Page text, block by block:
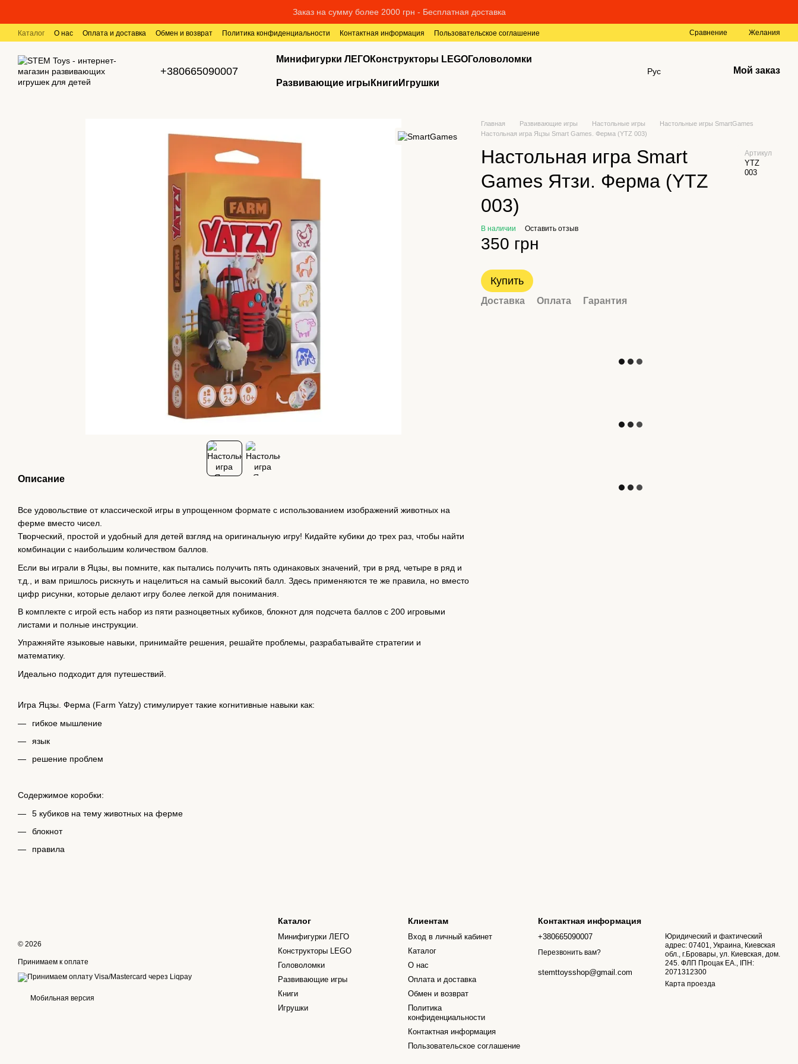
Заказ на сумму более 2000 грн - Бесплатная доставка
Каталог О нас Оплата и доставка Обмен и возврат Политика конфиденциальности Контактная информация Пользовательское соглашение Сравнение Желания
+380665090007
Минифигурки ЛЕГОКонструкторы LEGOГоловоломки
Развивающие игры Книги Игрушки
Рус Мой заказ
Описание
Все удовольствие от классической игры в упрощенном формате с использованием изображений животных на
ферме вместо чисел.
Творческий, простой и удобный для детей взгляд на оригинальную игру! Кидайте кубики до трех раз, чтобы найти
комбинации с наибольшим количеством баллов.
Если вы играли в Яцзы, вы помните, как пытались получить пять одинаковых значений, три в ряд, четыре в ряд и
т.д., и вам пришлось рискнуть и нацелиться на самый высокий балл. Здесь применяются те же правила, но вместо
цифр рисунки, которые делают игру более легкой для понимания.
В комплекте с игрой есть набор из пяти разноцветных кубиков, блокнот для подсчета баллов с 200 игровыми
листами и полные инструкции.
Упражняйте языковые навыки, принимайте решения, решайте проблемы, разрабатывайте стратегии и
математику.
Идеально подходит для путешествий.
Игра Яцзы. Ферма (Farm Yatzy) стимулирует такие когнитивные навыки как:
гибкое мышление
язык
решение проблем
Содержимое коробки:
5 кубиков на тему животных на ферме
блокнот
правила
Главная Развивающие игры Настольные игры
Настольные игры SmartGames
Настольная игра Яцзы Smart Games. Ферма (YTZ 003)
Настольная игра Smart
Games Ятзи. Ферма (YTZ
003)
Артикул
YTZ
003
В наличии Оставить отзыв
350 грн
Купить
Доставка Оплата Гарантия
© 2026
Принимаем к оплате
Мобильная версия
Каталог
Минифигурки ЛЕГО
Конструкторы LEGO
Головоломки
Развивающие игры
Книги
Игрушки
Клиентам
Вход в личный кабинет
Каталог
О нас
Оплата и доставка
Обмен и возврат
Политика
конфиденциальности
Контактная информация
Пользовательское соглашение
Контактная информация
+380665090007
Перезвонить вам?
stemttoysshop@gmail.com
Юридический и фактический
адрес: 07401, Украина, Киевская
обл., г.Бровары, ул. Киевская, дом.
245. ФЛП Процак ЕА., ІПН:
2071312300
Карта проезда